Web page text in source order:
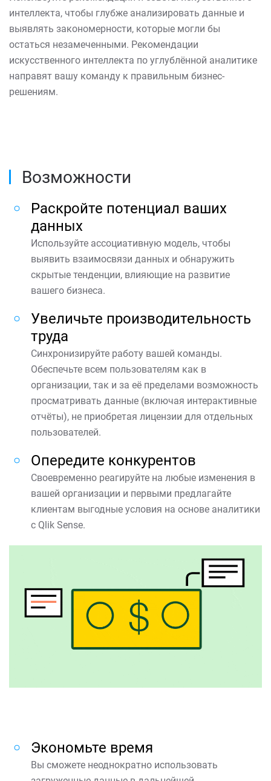
интеллекта, чтобы глубже анализировать данные и
выявлять закономерности, которые могли бы
остаться незамеченными. Рекомендации
искусственного интеллекта по углублённой аналитике
направят вашу команду к правильным бизнес-
решениям.
Возможности
Раскройте потенциал ваших
данных
Используйте ассоциативную модель, чтобы
выявить взаимосвязи данных и обнаружить
скрытые тенденции, влияющие на развитие
вашего бизнеса.
Увеличьте производительность
труда
Синхронизируйте работу вашей команды.
Обеспечьте всем пользователям как в
организации, так и за её пределами возможность
просматривать данные (включая интерактивные
отчёты), не приобретая лицензии для отдельных
пользователей.
Опередите конкурентов
Своевременно реагируйте на любые изменения в
вашей организации и первыми предлагайте
клиентам выгодные условия на основе аналитики
с Qlik Sense.
Экономьте время
Вы сможете неоднократно использовать